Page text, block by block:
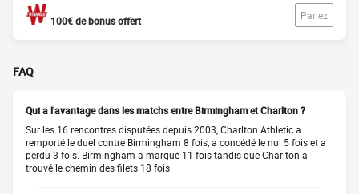
100€ de bonus offert Pariez
FAQ
Qui a l'avantage dans les matchs entre Birmingham et Charlton ?
Sur les 16 rencontres disputées depuis 2003, Charlton Athletic a
remporté le duel contre Birmingham 8 fois, a concédé le nul 5 fois et a
perdu 3 fois. Birmingham a marqué 11 fois tandis que Charlton a
trouvé le chemin des filets 18 fois.